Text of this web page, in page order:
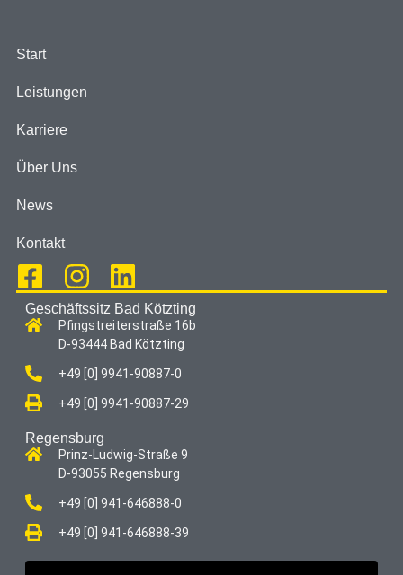
Start
Leistungen
Karriere
Über Uns
News
Kontakt
Geschäftssitz Bad Kötzting
Pfingstreiterstraße 16b
D-93444 Bad Kötzting
+49 [0] 9941-90887-0
+49 [0] 9941-90887-29
Regensburg
Prinz-Ludwig-Straße 9
D-93055 Regensburg
+49 [0] 941-646888-0
+49 [0] 941-646888-39